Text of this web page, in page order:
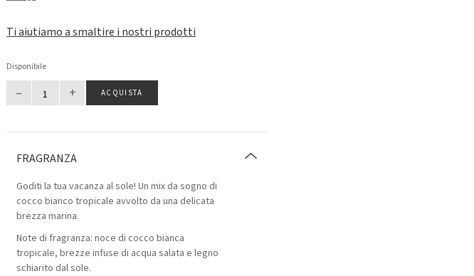
Ti aiutiamo a smaltire i nostri prodotti
Disponibile
– + ACQUISTA
FRAGRANZA
Goditi la tua vacanza al sole! Un mix da sogno di
cocco bianco tropicale avvolto da una delicata
brezza marina.
Note di fragranza: noce di cocco bianca
tropicale, brezze infuse di acqua salata e legno
schiarito dal sole.